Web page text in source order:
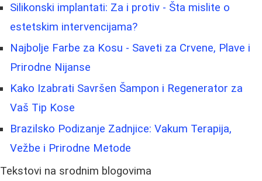
Silikonski implantati: Za i protiv - Šta mislite o
estetskim intervencijama?
Najbolje Farbe za Kosu - Saveti za Crvene, Plave i
Prirodne Nijanse
Kako Izabrati Savršen Šampon i Regenerator za
Vaš Tip Kose
Brazilsko Podizanje Zadnjice: Vakum Terapija,
Vežbe i Prirodne Metode
Tekstovi na srodnim blogovima